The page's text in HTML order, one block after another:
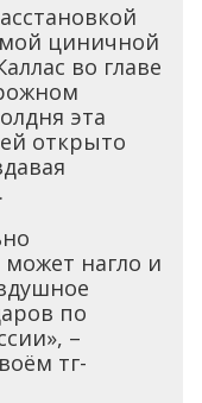
циничной
во главе
эта
открыто
нагло и
по
–
тг-